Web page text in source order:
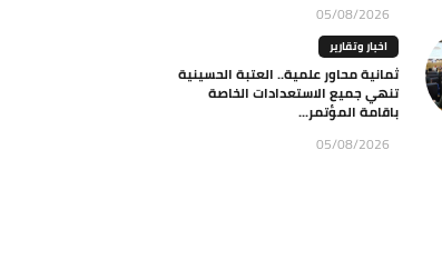
05/08/2026
اخبار وتقارير
ثمانية محاور علمية.. العتبة الحسينية
تنهي جميع الاستعدادات الخاصة
باقامة المؤتمر...
05/08/2026